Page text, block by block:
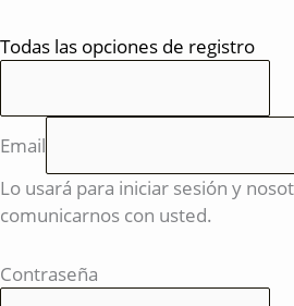
Todas las opciones de registro
Email
Lo usará para iniciar sesión y
comunicarnos con usted.
Contraseña